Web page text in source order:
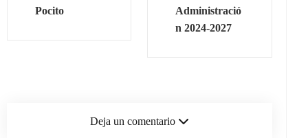
Pocito
Administració
n 2024-2027
Deja un comentario